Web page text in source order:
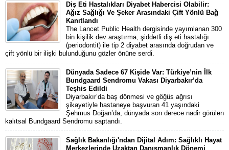
Diş Eti Hastalıkları Diyabet Habercisi Olabilir:
Ağız Sağlığı Ve Şeker Arasındaki Çift Yönlü Bağ
Kanıtlandı
The Lancet Public Health dergisinde yayımlanan 300
bin kişilik dev araştırma, şiddetli diş eti hastalığı
(periodontit) ile tip 2 diyabet arasında doğrudan ve
çift yönlü bir ilişki bulunduğunu gözler önüne serdi.
Dünyada Sadece 67 Kişide Var: Türkiye’nin İlk
Bundgaard Sendromu Vakası Diyarbakır’da
Teşhis Edildi
Diyarbakır’da baş dönmesi ve göğüs ağrısı
şikayetiyle hastaneye başvuran 41 yaşındaki
Şehmus Doğan’da, dünyada son derece nadir görülen
kalıtsal Bundgaard Sendromu saptandı.
Sağlık Bakanlığı'ndan Dijital Adım: Sağlıklı Hayat
Merkezlerinde Uzaktan Danışmanlık Dönemi